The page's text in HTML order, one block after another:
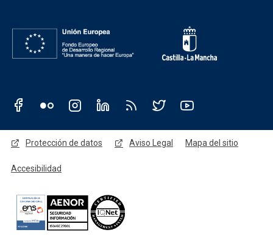
Redes sociales JCCM
Menú legal
Protección de datos Aviso Legal Mapa del sitio
Accesibilidad